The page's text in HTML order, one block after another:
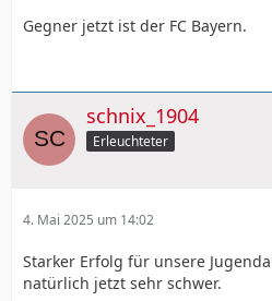
Gegner jetzt ist der FC Bayern.
schnix_1904
Erleuchteter
4. Mai 2025 um 14:02
Starker Erfolg für unsere
natürlich jetzt sehr schwer.